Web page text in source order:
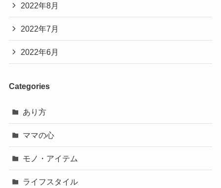
2022年8月
2022年7月
2022年6月
Categories
あり方
ママの心
モノ・アイテム
ライフスタイル